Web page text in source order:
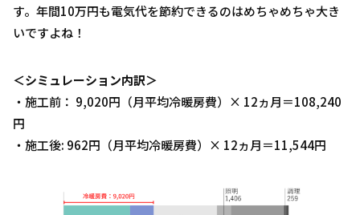
す。年間10万円も電気代を節約できるのはめちゃめちゃ大き
いですよね！
＜シミュレーション内訳＞
・施工前： 9,020円（月平均冷暖房費）× 12ヵ月＝108,240
円
・施工後: 962円（月平均冷暖房費）× 12ヵ月＝11,544円